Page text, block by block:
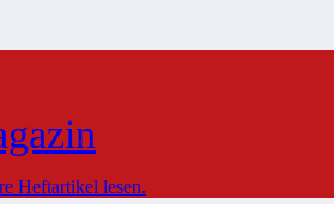
Heftartikel lesen.